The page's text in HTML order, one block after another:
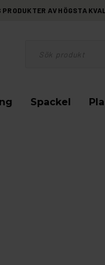
PRODUKTER AV HÖGSTA
Spackel